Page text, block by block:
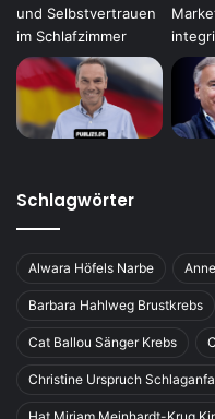
Schlagwörter
Alwara Höfels Narbe
Barbara Hahlweg Brustkrebs
Cat Ballou Sänger Krebs
Christine Urspruch